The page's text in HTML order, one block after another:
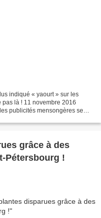
indiqué « yaourt » sur les
pas là ! 11 novembre 2016
publicités mensongères se
grâce à des
Pétersbourg !